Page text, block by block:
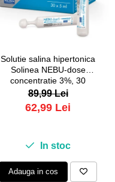
Solutie salina hipertonica
Solinea NEBU-dose
concentratie 3%, 30
monodoze x 5 ml
89,99 Lei
62,99 Lei
In stoc
Adauga in cos